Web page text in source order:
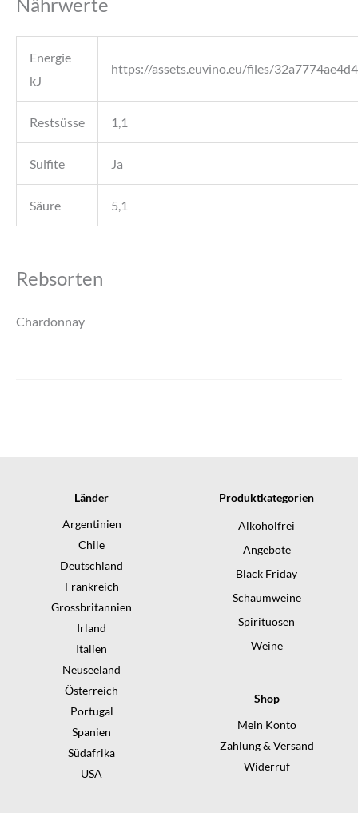
Energie
kJ
https://assets.euvino.eu/files/
Restsüsse 1,1
Sulfite Ja
Säure 5,1
Rebsorten
Chardonnay
Länder
Argentinien
Chile
Deutschland
Frankreich
Grossbritannien
Irland
Italien
Neuseeland
Österreich
Portugal
Spanien
Südafrika
USA
Produktkategorien
Alkoholfrei
Angebote
Black Friday
Schaumweine
Spirituosen
Weine
Shop
Mein Konto
Zahlung & Versand
Widerruf